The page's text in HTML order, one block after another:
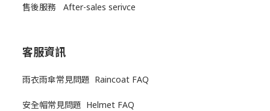
售後服務 After-sales serivce
客服資訊
雨衣雨傘常見問題 Raincoat FAQ
安全帽常見問題 Helmet FAQ